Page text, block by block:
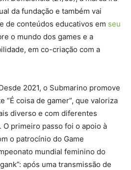
da fundação e também vai
de conteúdos educativos em seu
o mundo dos games e a
em co-criação com a
2021, o Submarino promove
“É coisa de gamer”, que valoriza
diverso e com diferentes
primeiro passo foi o apoio à
o patrocínio do Game
mundial feminino do
após uma transmissão de